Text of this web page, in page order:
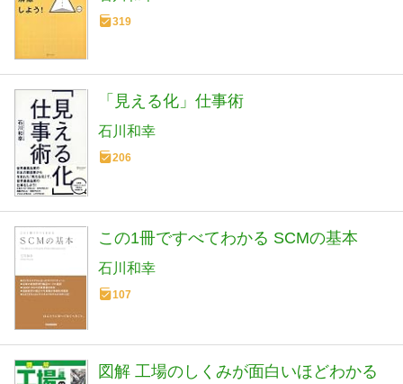
319
「見える化」仕事術
石川和幸
206
この1冊ですべてわかる SCMの基本
石川和幸
107
図解 工場のしくみが面白いほどわかる